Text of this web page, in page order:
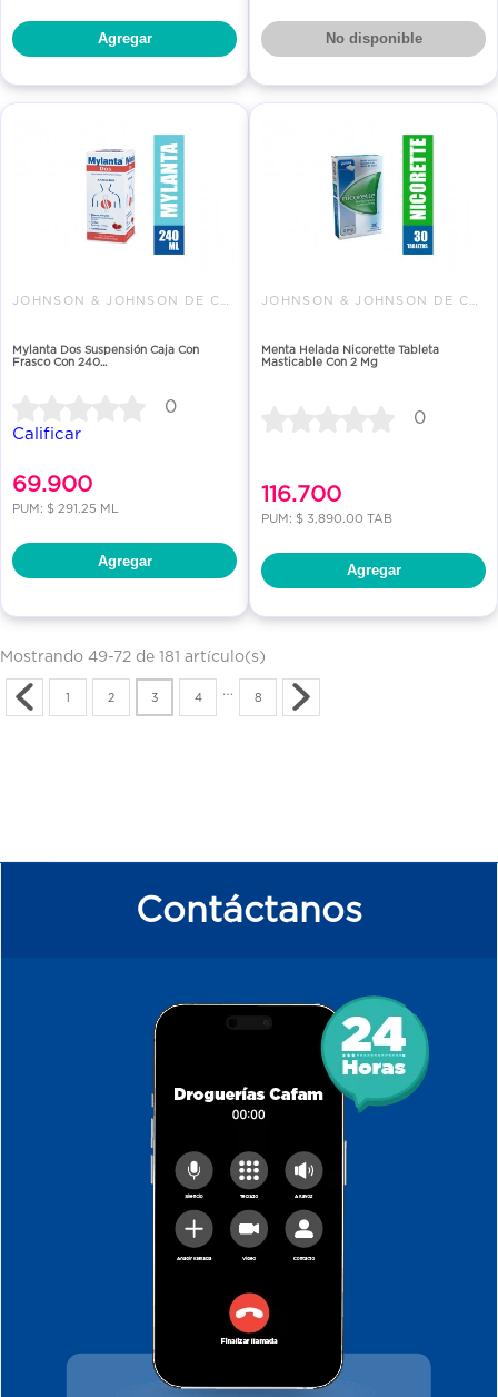
Agregar No disponible
Mylanta Dos Suspensión Caja Con
Frasco Con 240...
0
Calificar
69.900
PUM: $ 291.25 ML
Agregar
Menta Helada Nicorette Tableta
Masticable Con 2 Mg
0
116.700
PUM: $ 3,890.00 TAB
Agregar
Mostrando 49-72 de 181 artículo(s)
1 2 3 4 … 8
Contáctanos